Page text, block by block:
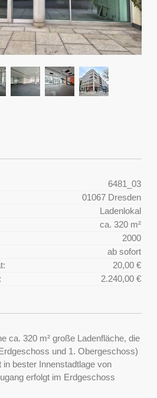
6481_03
01067 Dresden
Ladenlokal
ca. 320 m²
2000
ab sofort
20,00 €
2.240,00 €
ca. 320 m² große Ladenfläche, die
und 1. Obergeschoss)
bester Innenstadtlage von
erfolgt im Erdgeschoss